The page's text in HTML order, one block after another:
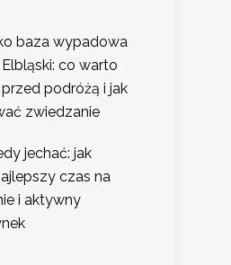
baza wypadowa
Elbląski: co warto
podróżą i jak
zwiedzanie
jechać: jak
czas na
i aktywny